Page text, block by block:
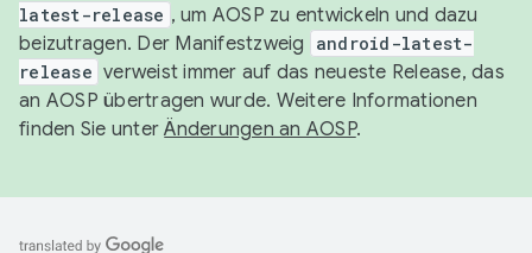
latest-release , um AOSP zu entwickeln und dazu
beizutragen. Der Manifestzweig
android-latest-
release verweist immer auf das neueste Release, das
an AOSP übertragen wurde. Weitere Informationen
finden Sie unterÄnderungen an AOSP.